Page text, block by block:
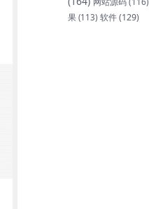
果 (113) 软件(129)